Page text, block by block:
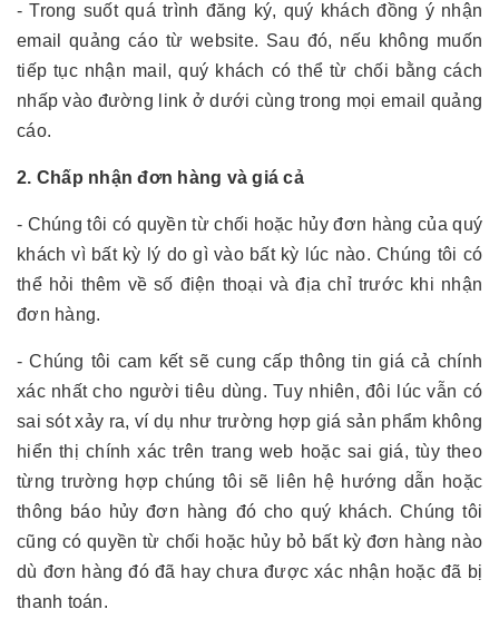
- Trong suốt quá trình đăng ký, quý khách đồng ý nhận
email quảng cáo từ website. Sau đó, nếu không muốn
tiếp tục nhận mail, quý khách có thể từ chối bằng cách
nhấp vào đường link ở dưới cùng trong mọi email quảng
cáo.
2. Chấp nhận đơn hàng và giá cả
- Chúng tôi có quyền từ chối hoặc hủy đơn hàng của quý
khách vì bất kỳ lý do gì vào bất kỳ lúc nào. Chúng tôi có
thể hỏi thêm về số điện thoại và địa chỉ trước khi nhận
đơn hàng.
- Chúng tôi cam kết sẽ cung cấp thông tin giá cả chính
xác nhất cho người tiêu dùng. Tuy nhiên, đôi lúc vẫn có
sai sót xảy ra, ví dụ như trường hợp giá sản phẩm không
hiển thị chính xác trên trang web hoặc sai giá, tùy theo
từng trường hợp chúng tôi sẽ liên hệ hướng dẫn hoặc
thông báo hủy đơn hàng đó cho quý khách. Chúng tôi
cũng có quyền từ chối hoặc hủy bỏ bất kỳ đơn hàng nào
dù đơn hàng đó đã hay chưa được xác nhận hoặc đã bị
thanh toán.